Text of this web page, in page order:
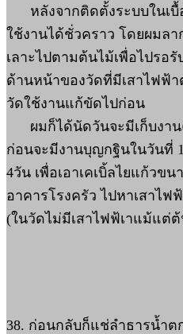
หลังจากติดตั้งระบบในเบื้
ใช้งานได้ชั่วคราว โดยผมล
เลาะไปตามต้นไม้เพื่อไปรอรั
ด้านหน้าของวัดที่มีเสาไฟฟ้า
วัดใช้งานแก้ขัดไปก่อน
ผมก็ได้นัดวันจะมีเก็บงาน
ก่อนจะมีงานบุญกฐินในวันที่
4วัน เพื่อเอาเคเบิ้ลไยแก้วข
อาคารโรงครัว ไปหาเสาไ
(ในวัดไม่มีเสาไฟฟ้เาแม้แต่
38. ก่อนกลับก็แช่ลำธารน้ำต